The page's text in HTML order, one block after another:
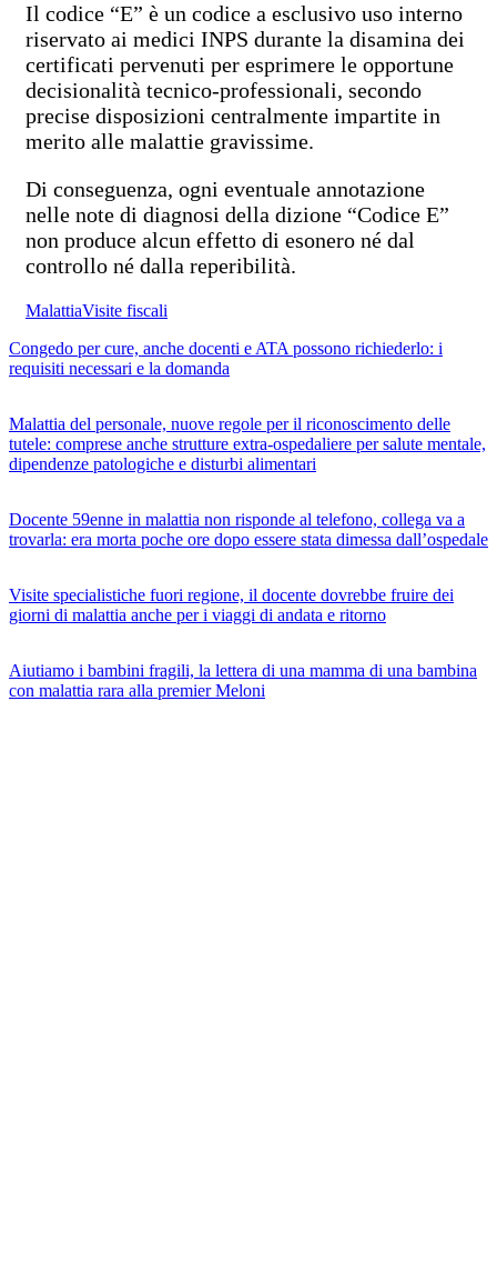
Il codice “E” è un codice a esclusivo uso interno
riservato ai medici INPS durante la disamina dei
certificati pervenuti per esprimere le opportune
decisionalità tecnico-professionali, secondo
precise disposizioni centralmente impartite in
merito alle malattie gravissime.
Di conseguenza, ogni eventuale annotazione
nelle note di diagnosi della dizione “Codice E”
non produce alcun effetto di esonero né dal
controllo né dalla reperibilità.
MalattiaVisite fiscali
Congedo per cure, anche docenti e ATA possono richiederlo: i
requisiti necessari e la domanda
Malattia del personale, nuove regole per il riconoscimento delle
tutele: comprese anche strutture extra-ospedaliere per salute mentale,
dipendenze patologiche e disturbi alimentari
Docente 59enne in malattia non risponde al telefono, collega va a
trovarla: era morta poche ore dopo essere stata dimessa dall’ospedale
Visite specialistiche fuori regione, il docente dovrebbe fruire dei
giorni di malattia anche per i viaggi di andata e ritorno
Aiutiamo i bambini fragili, la lettera di una mamma di una bambina
con malattia rara alla premier Meloni